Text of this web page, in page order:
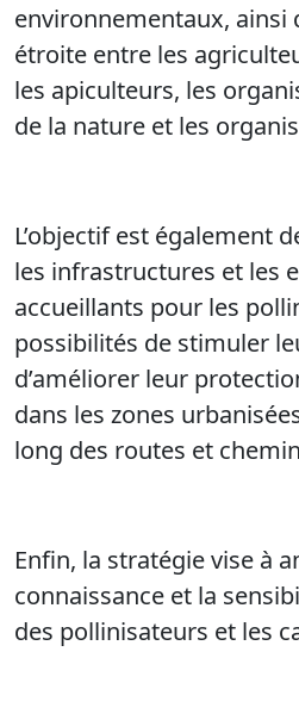
environnementaux, ainsi
étroite entre les
les apiculteurs, les
de la nature et les
L’objectif est également
les infrastructures et les
accueillants pour les
possibilités de stimuler
d’améliorer leur
dans les zones
long des routes et
Enfin, la stratégie vise à
connaissance et la
des pollinisateurs et les